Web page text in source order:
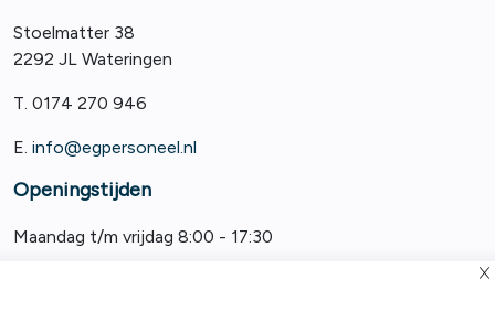
Stoelmatter 38
2292 JL Wateringen
T. 0174 270 946
E. info@egpersoneel.nl
Openingstijden
Maandag t/m vrijdag 8:00 - 17:30